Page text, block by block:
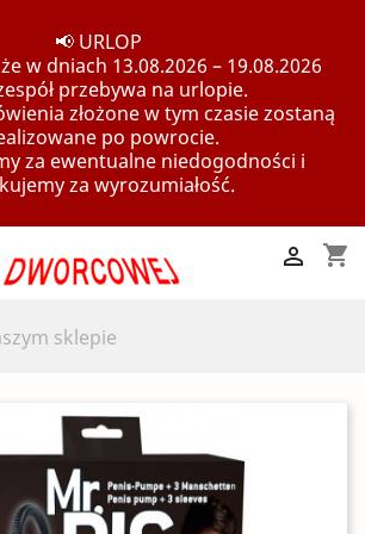
📢 URLOP
w dniach 13.08.2026 – 19.08.2026
przebywa na urlopie.
złożone w tym czasie zostaną
po powrocie.
za ewentualne niedogodności i
za wyrozumiałość.
shopping_cart
